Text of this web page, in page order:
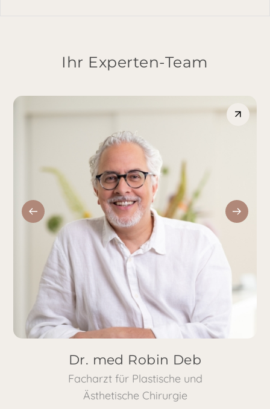
Ihr Experten-Team
Dr. med Robin Deb
Facharzt für Plastische und
Ästhetische Chirurgie